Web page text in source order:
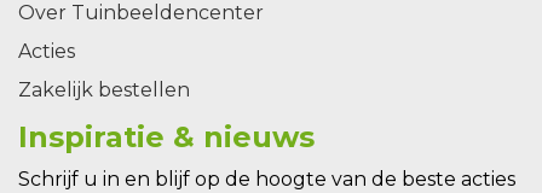
Over Tuinbeeldencenter
Acties
Zakelijk bestellen
Inspiratie & nieuws
Schrijf u in en blijf op de hoogte van de beste acties